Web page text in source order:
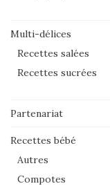
Multi-délices
Recettes salées
Recettes sucrées
Partenariat
Recettes bébé
Autres
Compotes